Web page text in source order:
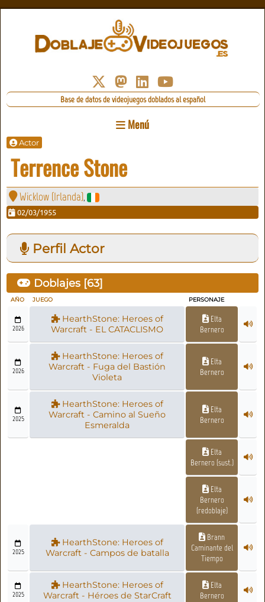
Base de datos de videojuegos doblados al español
Menú
Actor
Terrence Stone
Wicklow (Irlanda),
02/03/1955
Perfil Actor
Doblajes [63]
AÑO JUEGO PERSONAJE
2026
HearthStone: Heroes of
Warcraft - EL CATACLISMO
Elta
Bernero
2026
HearthStone: Heroes of
Warcraft - Fuga del Bastión
Violeta
Elta
Bernero
2025
HearthStone: Heroes of
Warcraft - Camino al Sueño
Esmeralda
Elta
Bernero
Elta
Bernero (sust.)
Elta
Bernero
(redoblaje)
2025
HearthStone: Heroes of
Warcraft - Campos de batalla
Brann
Caminante del
Tiempo
2025
HearthStone: Heroes of
Warcraft - Héroes de StarCraft
Elta
Bernero